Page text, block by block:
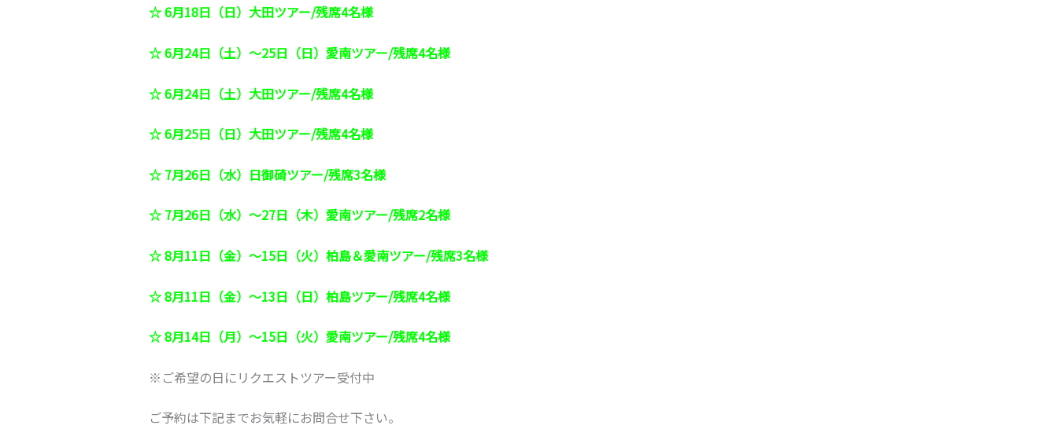
☆ 6月18日（日）大田ツアー/残席4名様
☆ 6月24日（土）～25日（日）愛南ツアー/残席4名様
☆ 6月24日（土）大田ツアー/残席4名様
☆ 6月25日（日）大田ツアー/残席4名様
☆ 7月26日（水）日御碕ツアー/残席3名様
☆ 7月26日（水）～27日（木）愛南ツアー/残席2名様
☆ 8月11日（金）～15日（火）柏島＆愛南ツアー/残席3名様
☆ 8月11日（金）～13日（日）柏島ツアー/残席4名様
☆ 8月14日（月）～15日（火）愛南ツアー/残席4名様
※ご希望の日にリクエストツアー受付中
ご予約は下記までお気軽にお問合せ下さい。